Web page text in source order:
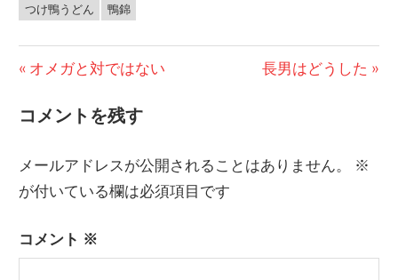
つけ鴨うどん 鴨錦
稿
ナ
ビ
ゲ
ー
前
投
オメガと対ではない
次
長男はどうした
コメントを残す
メールアドレスが公開されることはありません。
※
が付いている欄は必須項目です
コメント ※